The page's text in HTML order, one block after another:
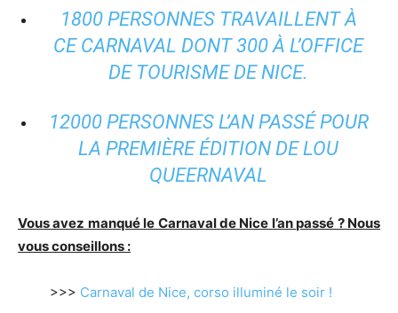
1800 PERSONNES TRAVAILLENT À
CE CARNAVAL DONT 300 À L’OFFICE
DE TOURISME DE NICE.
12000 PERSONNES L’AN PASSÉ POUR
LA PREMIÈRE ÉDITION DE LOU
QUEERNAVAL
Vous avez manqué le Carnaval de Nice l’an passé ? Nous
vous conseillons :
>>> Carnaval de Nice, corso illuminé le soir !